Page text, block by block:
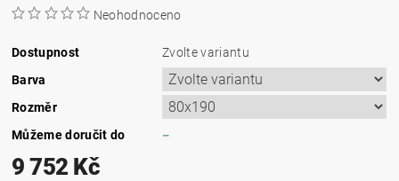
Neohodnoceno
Dostupnost
Zvolte variantu
Barva
Rozměr
Můžeme doručit do
–
9 752 Kč